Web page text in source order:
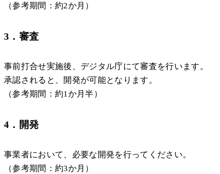
（参考期間：約2か月）
3．審査
事前打合せ実施後、デジタル庁にて審査を行います。
承認されると、開発が可能となります。
（参考期間：約1か月半）
4．開発
事業者において、必要な開発を行ってください。
（参考期間：約3か月）